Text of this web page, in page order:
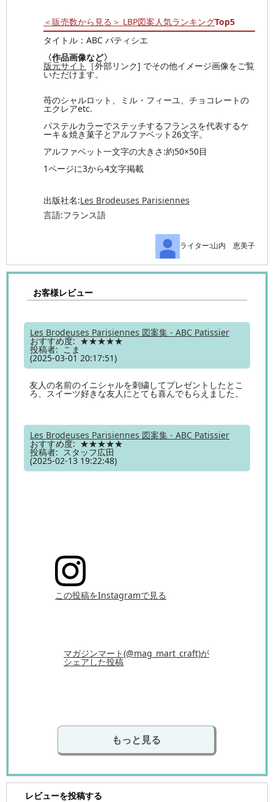
＜販売数から見る＞ LBP図案人気ランキングTop5
タイトル：ABC パティシエ
〈作品画像など〉
版元サイト ［外部リンク] でその他イメージ画像をご覧
いただけます。
苺のシャルロット、ミル・フィーユ、チョコレートの
エクレアetc.
パステルカラーでステッチするフランスを代表するケ
ーキ＆焼き菓子とアルファベット26文字。
アルファベット一文字の大きさ:約50×50目
1ページに3から4文字掲載
出版社名:Les Brodeuses Parisiennes
言語:フランス語
ライター:山内 恵美子
お客様レビュー
Les Brodeuses Parisiennes 図案集 - ABC Patissier
おすすめ度: ★★★★★
投稿者: こま
(2025-03-01 20:17:51)
友人の名前のイニシャルを刺繍してプレゼントしたとこ
ろ、スイーツ好きな友人にとても喜んでもらえました。
Les Brodeuses Parisiennes 図案集 - ABC Patissier
おすすめ度: ★★★★★
投稿者: スタッフ広田
(2025-02-13 19:22:48)
この投稿をInstagramで見る
マガジンマート(@mag_mart_craft)が
シェアした投稿
もっと見る
レビューを投稿する